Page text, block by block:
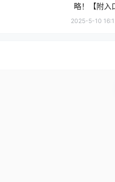
略！【附入
2025-5-10